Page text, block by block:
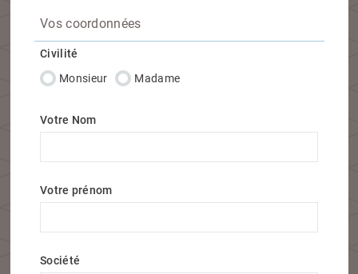
Vos coordonnées
Civilité
Monsieur
Madame
Votre Nom
Votre prénom
Société